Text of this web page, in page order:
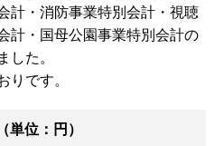
計・消防事業特別会計・視聴
計・国母公園事業特別会計の
した。
りです。
：円）